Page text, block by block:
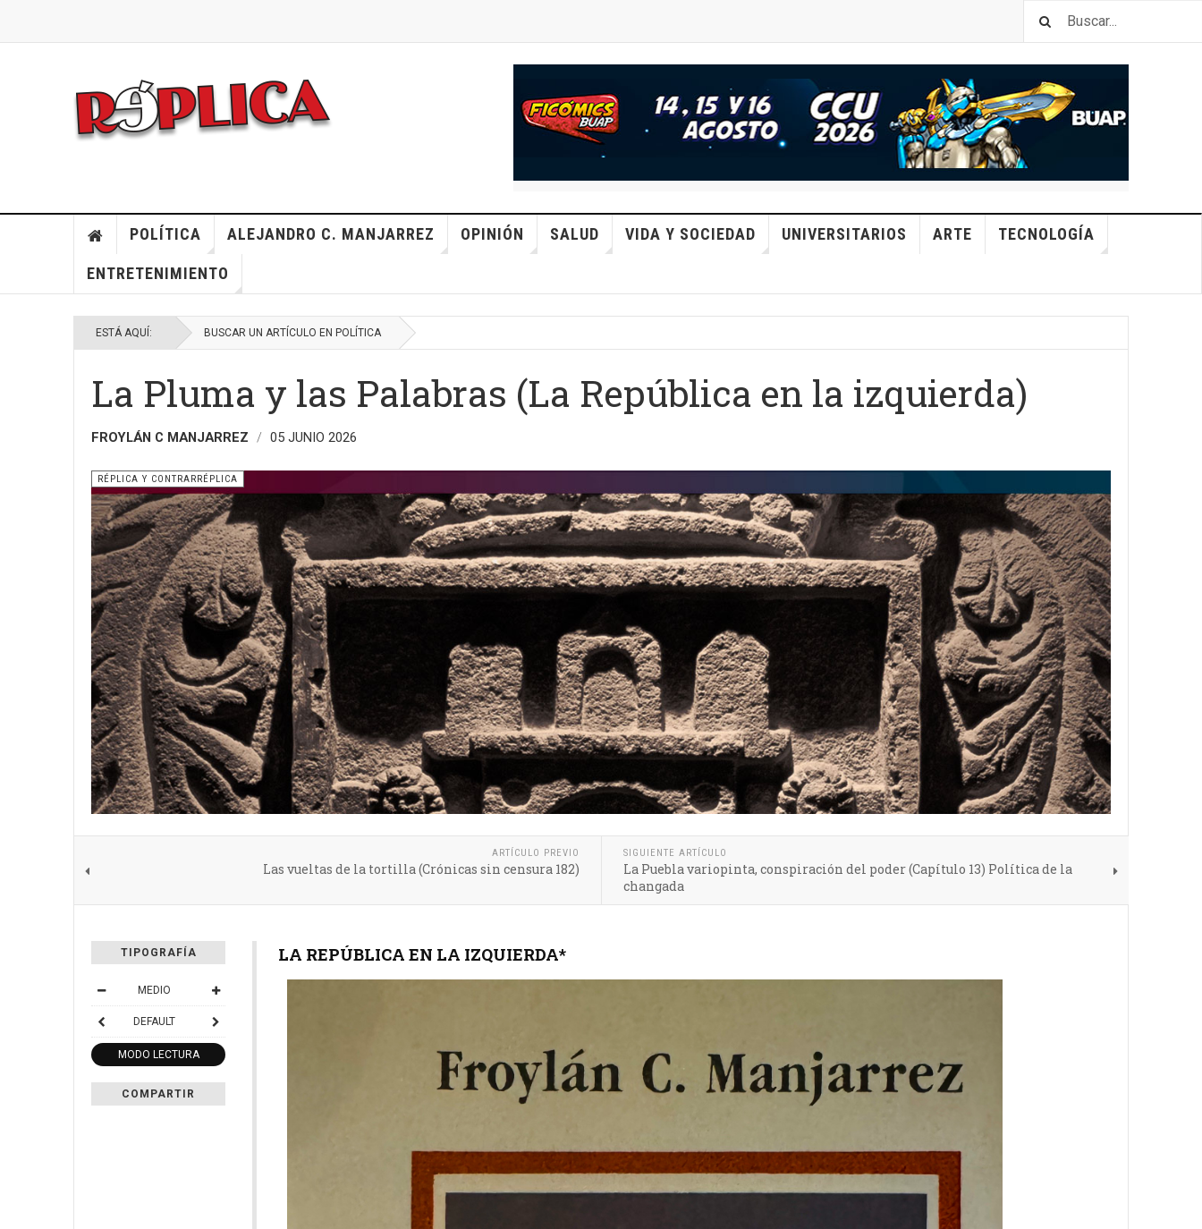
POLÍTICA ALEJANDRO C. MANJARREZ OPINIÓN SALUD VIDA Y SOCIEDAD UNIVERSITARIOS ARTE TECNOLOGÍA
ENTRETENIMIENTO
ESTÁ AQUÍ: BUSCAR UN ARTÍCULO EN POLÍTICA
La Pluma y las Palabras (La República en la izquierda)
FROYLÁN C MANJARREZ 05 JUNIO 2026
RÉPLICA Y CONTRARRÉPLICA
ARTÍCULO PREVIO
Las vueltas de la tortilla (Crónicas sin censura 182)
SIGUIENTE ARTÍCULO
La Puebla variopinta, conspiración del poder (Capítulo 13) Política de la
changada
TIPOGRAFÍA
MEDIO
DEFAULT
MODO LECTURA
COMPARTIR
LA REPÚBLICA EN LA IZQUIERDA*